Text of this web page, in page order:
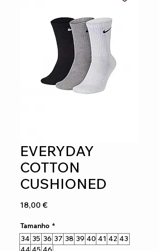
EVERYDAY
COTTON
CUSHIONED
18,00 €Preço
Tamanho *
34 35 36 37 38 39 40 41 42 43